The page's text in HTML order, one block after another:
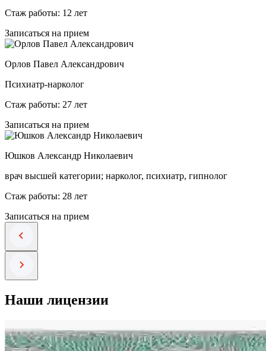
Стаж работы: 12 лет
Записаться на прием
Орлов Павел Александрович
Психиатр-нарколог
Стаж работы: 27 лет
Записаться на прием
Юшков Александр Николаевич
врач высшей категории; нарколог, психиатр, гипнолог
Стаж работы: 28 лет
Записаться на прием
Наши лицензии